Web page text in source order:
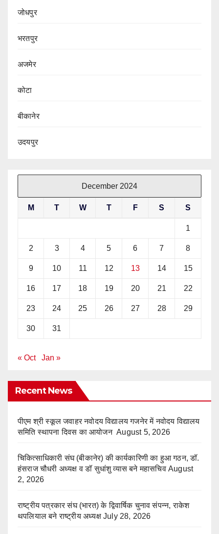
जोधपुर
भरतपुर
अजमेर
कोटा
बीकानेर
उदयपुर
December 2024
M T W T F S S
1
2 3 4 5 6 7 8
9 10 11 12 13 14 15
16 17 18 19 20 21 22
23 24 25 26 27 28 29
30 31
« Oct Jan »
Recent News
पीएम श्री स्कूल जवाहर नवोदय विद्यालय गजनेर में नवोदय विद्यालय
समिति स्थापना दिवस का आयोजन August 5, 2026
चिकित्साधिकारी संघ (बीकानेर) की कार्यकारिणी का हुआ गठन, डॉ.
हंसराज चौधरी अध्यक्ष व डॉ सुधांशु व्यास बने महासचिव August
2, 2026
राष्ट्रीय पत्रकार संघ (भारत) के द्विवार्षिक चुनाव संपन्न, राकेश
थपलियाल बने राष्ट्रीय अध्यक्ष July 28, 2026